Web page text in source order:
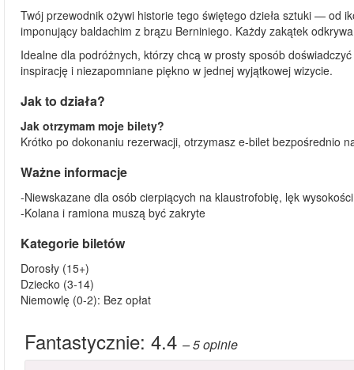
Twój przewodnik ożywi historie tego świętego dzieła sztuki — od
imponujący baldachim z brązu Berniniego. Każdy zakątek
Idealne dla podróżnych, którzy chcą w prosty sposób
inspirację i niezapomniane piękno w jednej wyjątkowej wizycie.
Jak to działa?
Jak otrzymam moje bilety?
Krótko po dokonaniu rezerwacji, otrzymasz e-bilet bezpośrednio
Ważne informacje
-Niewskazane dla osób cierpiących na klaustrofobię, lęk
-Kolana i ramiona muszą być zakryte
Kategorie biletów
Dorosły (15+)
Dziecko (3-14)
Niemowlę (0-2): Bez opłat
Fantastycznie: 4.4 – 5opinie